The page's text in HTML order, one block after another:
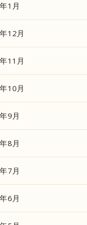
1月
12月
11月
10月
9月
8月
7月
6月